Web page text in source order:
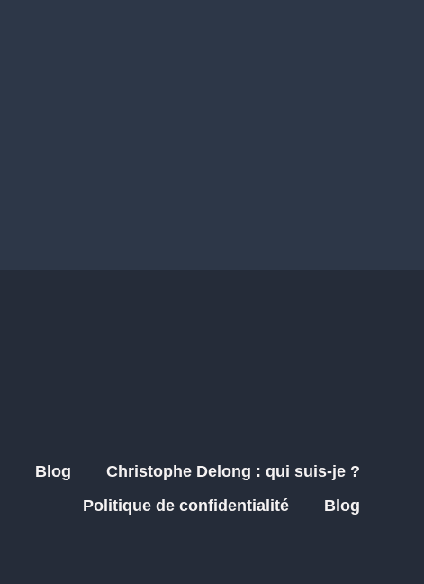
Blog
Christophe Delong : qui suis-je ?
Politique de confidentialité
Blog